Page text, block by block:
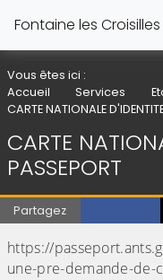
Fontaine les Croisilles
Vous êtes ici :
Accueil
Services
CARTE NATIONALE
CARTE
PASSEPORT
Partagez
https://
une-pre-demande-de-